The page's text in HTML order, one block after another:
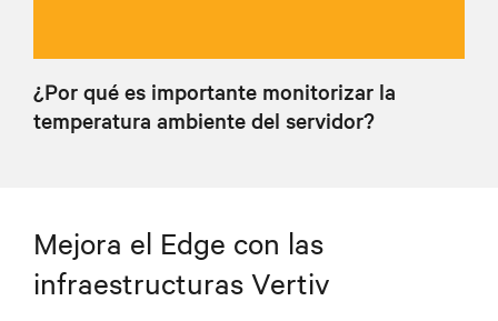
¿Por qué es importante monitorizar la
temperatura ambiente del servidor?
Mejora el Edge con las
infraestructuras Vertiv